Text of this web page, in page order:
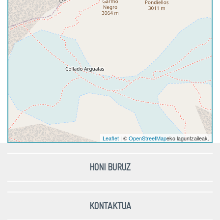
Leaflet | ©OpenStreetMapeko laguntzaileak.
HONI BURUZ
KONTAKTUA